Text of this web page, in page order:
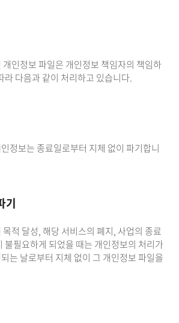
인정보 파일은 개인정보 책임자의 책임하
라 다음과 같이 처리하고 있습니다.
정보는 종료일로부터 지체 없이 파기합니
기
적 달성, 해당 서비스의 폐지, 사업의 종료
불필요하게 되었을 때는 개인정보의 처리가
는 날로부터 지체 없이 그 개인정보 파일을